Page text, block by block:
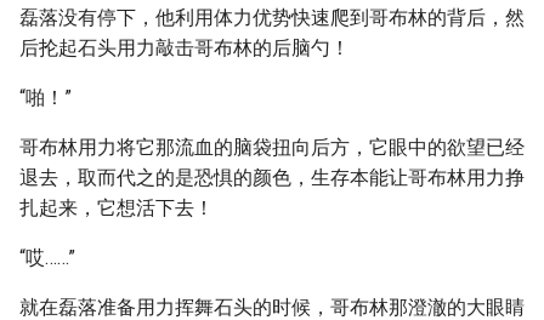
磊落没有停下，他利用体力优势快速爬到哥布林的背后，然
后抡起石头用力敲击哥布林的后脑勺！
“啪！”
哥布林用力将它那流血的脑袋扭向后方，它眼中的欲望已经
退去，取而代之的是恐惧的颜色，生存本能让哥布林用力挣
扎起来，它想活下去！
“哎……”
就在磊落准备用力挥舞石头的时候，哥布林那澄澈的大眼睛